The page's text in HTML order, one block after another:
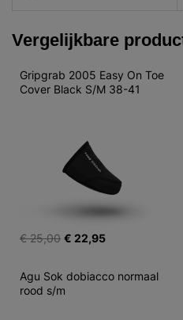
Vergelijkbare
Gripgrab 2005 Easy On Toe
Cover Black S/M 38-41
€ 25,00 € 22,95
Agu Sok dobiacco normaal
rood s/m